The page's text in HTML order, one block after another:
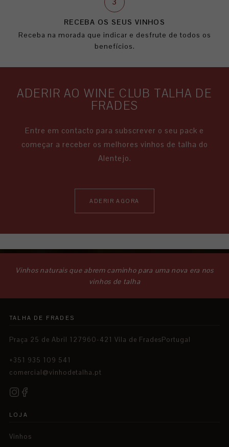
RECEBA OS SEUS VINHOS
Receba na morada que indicar e desfrute de todos os
benefícios.
ADERIR AO WINE CLUB TALHA DE
FRADES
Entre em contacto para subscrever o seu pack e
começar a receber os melhores vinhos de talha do
Alentejo.
ADERIR AGORA
Vinhos naturais que abrem caminho para uma nova era nos
vinhos de talha
TALHA DE FRADES
Praça 25 de Abril 127960-421 Vila de FradesPortugal
+351 935 109 541
comercial@vinhodetalha.pt
LOJA
Vinhos